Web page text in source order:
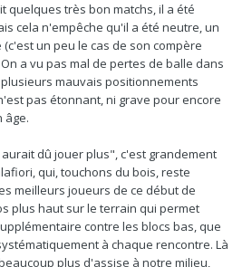
quelques très bon matchs, il a été
cela n'empêche qu'il a été neutre, un
un peu le cas de son compère
a vu pas mal de pertes de balle dans
mauvais positionnements
pas étonnant, ni grave pour encore
âge.
dû jouer plus", c'est grandement
qui, touchons du bois, reste
meilleurs joueurs de ce début de
plus haut sur le terrain qui permet
contre les blocs bas, que
à chaque rencontre. Là
plus d'assise à notre milieu,